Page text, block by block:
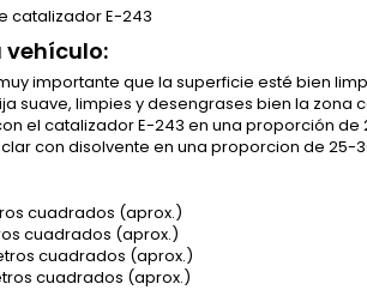
catalizador E-243
vehículo:
importante que la superficie esté bien
suave, limpies y desengrases bien la
el catalizador E-243 en una proporción
con disolvente en una proporcion de 25-
cuadrados (aprox.)
cuadrados (aprox.)
cuadrados (aprox.)
cuadrados (aprox.)